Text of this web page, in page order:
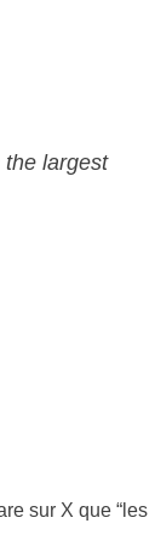
largest
sur X que “les